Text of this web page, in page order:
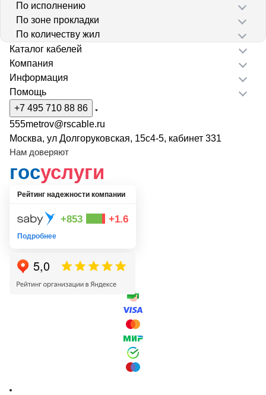
По исполнению
По зоне прокладки
По количеству жил
Каталог кабелей
Компания
Информация
Помощь
+7 495 710 88 86
555metrov@rscable.ru
Москва, ул Долгоруковская, 15с4-5, кабинет 331
Нам доверяют
госуслуги
Рейтинг надежности компании
+853 +1.6
Подробнее